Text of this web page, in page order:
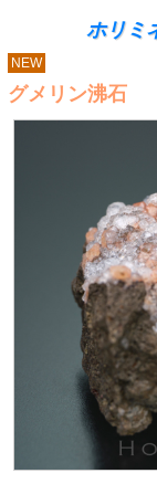
ホリミ
NEW
グメリン沸石